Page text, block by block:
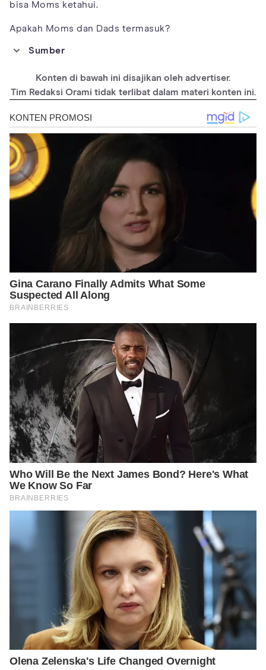
bisa Moms ketahui.
Apakah Moms dan Dads termasuk?
Sumber
p=29415#:~:text=Ruwatan%20merupakan%20sebuah%20upacar
a%20yang,ini%20berasal%20dari%20cerita%20pewayangan.
https://jim.unisma.ac.id/index.php/jh/article/viewFile/20980/15
Tinjauan%20Hukum%20Islam&text=Maka%20dapat%20dirumusk
an%20bahwa%20bangun,suami%20istri%20agar%20segera%20t
erwujudkan.
Konten di bawah ini disajikan oleh advertiser.
Tim Redaksi Orami tidak terlibat dalam materi konten ini.